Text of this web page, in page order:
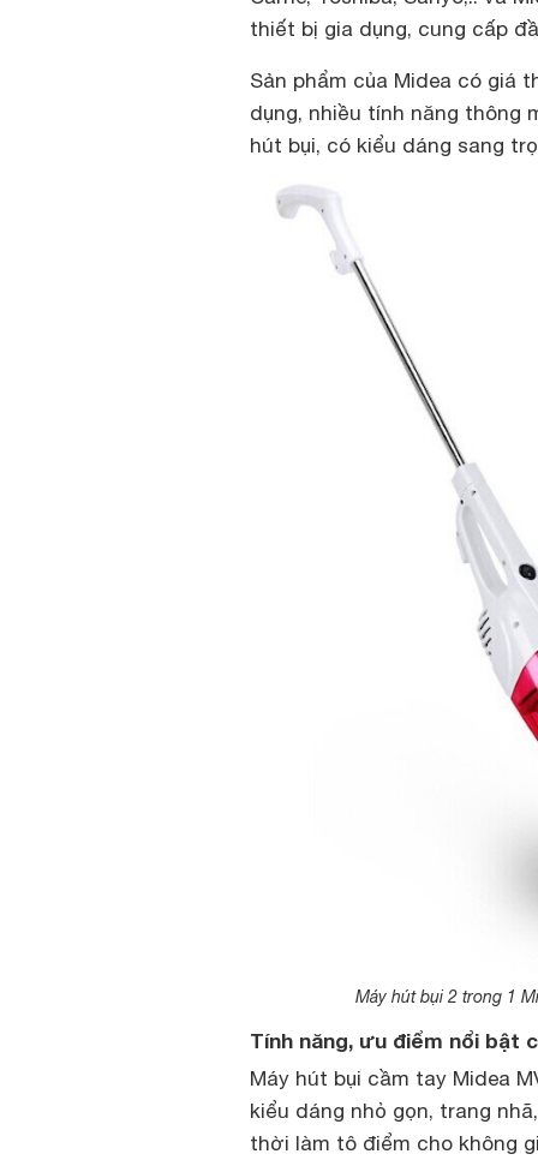
thiết bị gia dụng, cung cấp
Sản phẩm của Midea có giá
dụng, nhiều tính năng thông
hút bụi, có kiểu dáng sang
Máy hút bụi 2 trong 1
Tính năng, ưu điểm nổi bật
Máy hút bụi cầm tay Midea
kiểu dáng nhỏ gọn, trang
thời làm tô điểm cho không